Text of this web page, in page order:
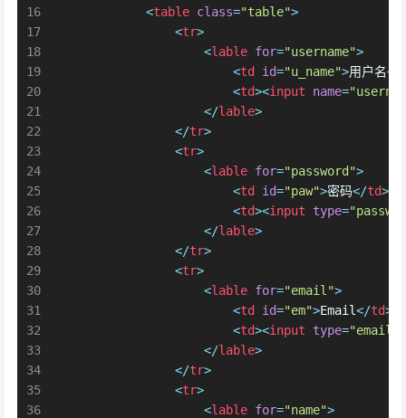
16
17
18
19
20
21
22
23
24
25
26
27
28
29
30
31
32
33
34
35
36
<table class="table">
<tr>
<lable for="username">
<td id="u_name">用户名</
<td><input name=
</lable>
</tr>
<tr>
<lable for="password">
<td id="paw">密码</td>
<td><input type=
</lable>
</tr>
<tr>
<lable for="email">
<td id="em">Email</td>
<td><input type="email"
</lable>
</tr>
<tr>
<lable for="name">